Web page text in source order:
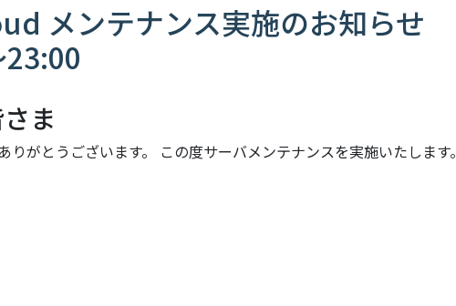
メンテナンス実施のお知らせ
ま
がとうございます。 この度サーバメンテナンスを実施いたします。